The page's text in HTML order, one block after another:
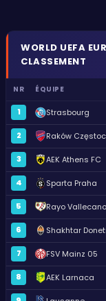
WORLD UEFA
CLASSEMENT
NR ÉQUIPE
1 Strasbourg
2 Raków
3 AEK Athens FC
4 Sparta Praha
5 Rayo Vallecano
6 Shakhtar
7 FSV Mainz 05
8 AEK Larnaca